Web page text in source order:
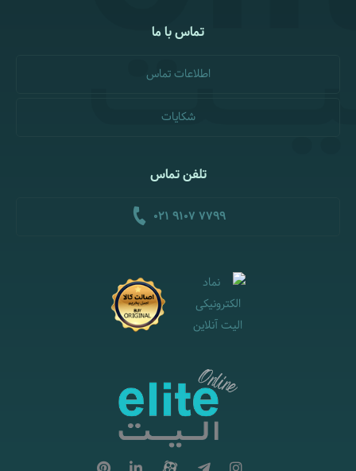
تماس با ما
اطلاعات تماس
شکایات
تلفن تماس
021 9107 7799